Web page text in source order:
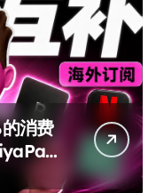
消费